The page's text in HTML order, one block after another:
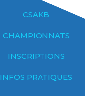
CSAKB
CHAMPIONNATS
INSCRIPTIONS
INFOS PRATIQUES